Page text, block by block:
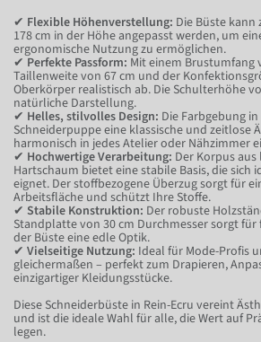
✔ Flexible Höhenverstellung: Die Büste kann
178 cm in der Höhe angepasst werden, um
ergonomische Nutzung zu ermöglichen.
✔ Perfekte Passform: Mit einem Brustumfang
Taillenweite von 67 cm und der
Oberkörper realistisch ab. Die Schulterhöhe
natürliche Darstellung.
✔ Helles, stilvolles Design: Die Farbgebung
Schneiderpuppe eine klassische und zeitlose
harmonisch in jedes Atelier oder Nähzimmer
✔ Hochwertige Verarbeitung: Der Korpus
Hartschaum bietet eine stabile Basis, die sich
eignet. Der stoffbezogene Überzug sorgt für
Arbeitsfläche und schützt Ihre Stoffe.
✔ Stabile Konstruktion: Der robuste
Standplatte von 30 cm Durchmesser sorgt
der Büste eine edle Optik.
✔ Vielseitige Nutzung: Ideal für Mode-Profis
gleichermaßen – perfekt zum Drapieren,
einzigartiger Kleidungsstücke.
Diese Schneiderbüste in Rein-Ecru vereint
und ist die ideale Wahl für alle, die Wert auf
legen.